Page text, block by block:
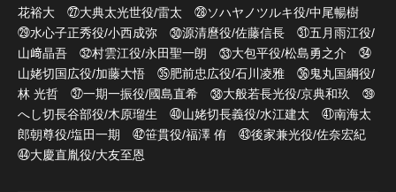
花裕大 ㉗大典太光世役/雷太 ㉘ソハヤノツルキ役/中尾暢樹
㉙水心子正秀役/小西成弥 ㉚源清麿役/佐藤信長 ㉛五月雨江役/
山﨑晶吾 ㉜村雲江役/永田聖一朗 ㉝大包平役/松島勇之介 ㉞
山姥切国広役/加藤大悟 ㉟肥前忠広役/石川凌雅 ㊱鬼丸国綱役/
林 光哲 ㊲一期一振役/國島直希 ㊳大般若長光役/京典和玖 ㊴
へし切長谷部役/木原瑠生 ㊵山姥切長義役/水江建太 ㊶南海太
郎朝尊役/塩田一期 ㊷笹貫役/福澤 侑 ㊸後家兼光役/佐奈宏紀
㊹大慶直胤役/大友至恩